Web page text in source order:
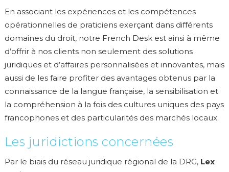
En associant les expériences et les compétences
opérationnelles de praticiens exerçant dans différents
domaines du droit, notre French Desk est ainsi à même
d’offrir à nos clients non seulement des solutions
juridiques et d’affaires personnalisées et innovantes, mais
aussi de les faire profiter des avantages obtenus par la
connaissance de la langue française, la sensibilisation et
la compréhension à la fois des cultures uniques des pays
francophones et des particularités des marchés locaux.
Les juridictions concernées
Par le biais du réseau juridique régional de la DRG, Lex